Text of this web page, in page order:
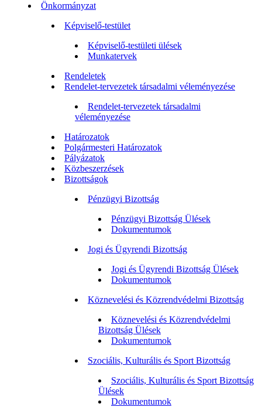
Önkormányzat
Képviselő-testület
Képviselő-testületi ülések
Munkatervek
Rendeletek
Rendelet-tervezetek társadalmi véleményezése
Rendelet-tervezetek társadalmi
véleményezése
Határozatok
Polgármesteri Határozatok
Pályázatok
Közbeszerzések
Bizottságok
Pénzügyi Bizottság
Pénzügyi Bizottság Ülések
Dokumentumok
Jogi és Ügyrendi Bizottság
Jogi és Ügyrendi Bizottság Ülések
Dokumentumok
Köznevelési és Közrendvédelmi Bizottság
Köznevelési és Közrendvédelmi
Bizottság Ülések
Dokumentumok
Szociális, Kulturális és Sport Bizottság
Szociális, Kulturális és Sport Bizottság
Ülések
Dokumentumok